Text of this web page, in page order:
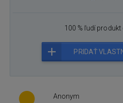
100 % ľudí
PRIDAŤ
Anonym